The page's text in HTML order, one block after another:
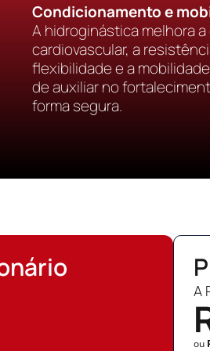
Condicionamento e
A hidroginástica melhora
cardiovascular, a
flexibilidade e a
de auxiliar no
forma segura.
A
ou